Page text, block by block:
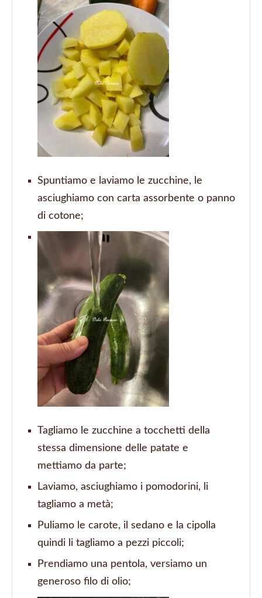
Spuntiamo e laviamo le zucchine, le
asciughiamo con carta assorbente o panno
di cotone;
Tagliamo le zucchine a tocchetti della
stessa dimensione delle patate e
mettiamo da parte;
Laviamo, asciughiamo i pomodorini, li
tagliamo a metà;
Puliamo le carote, il sedano e la cipolla
quindi li tagliamo a pezzi piccoli;
Prendiamo una pentola, versiamo un
generoso filo di olio;